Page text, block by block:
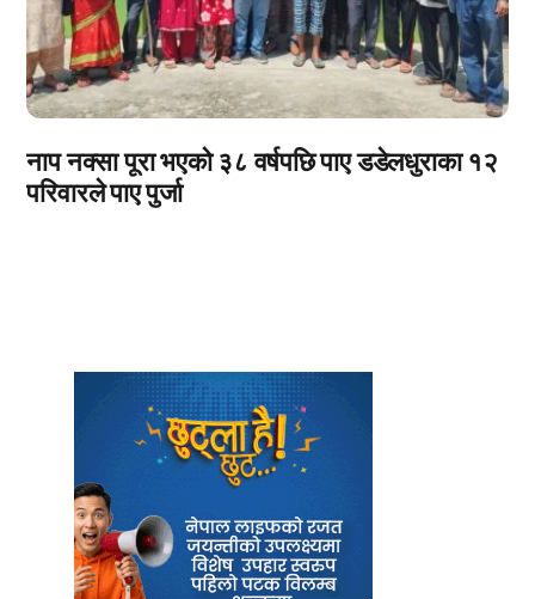
नाप नक्सा पूरा भएको ३८ वर्षपछि पाए डडेलधुराका १२
परिवारले पाए पुर्जा